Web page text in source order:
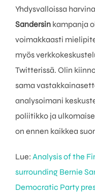
Yhdysvalloissa
Sandersin kampanja
voimakkaasti
myös
Twitterissä. Olin
sama
analysoimani
poliitikko ja
on ennen kaikkea
Lue: Analysis of the
surrounding Bernie
Democratic Party